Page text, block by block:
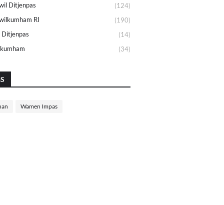
Ditjenpas
(124)
RI
(190)
(14)
(34)
Wamen Impas